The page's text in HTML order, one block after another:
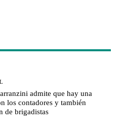
admite que hay una
los contadores y también
de brigadistas